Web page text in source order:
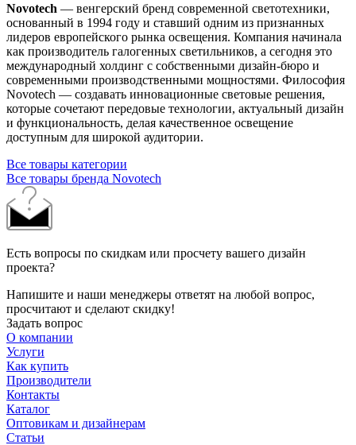
Novotech — венгерский бренд современной светотехники,
основанный в 1994 году и ставший одним из признанных
лидеров европейского рынка освещения. Компания начинала
как производитель галогенных светильников, а сегодня это
международный холдинг с собственными дизайн-бюро и
современными производственными мощностями. Философия
Novotech — создавать инновационные световые решения,
которые сочетают передовые технологии, актуальный дизайн
и функциональность, делая качественное освещение
доступным для широкой аудитории.
Все товары категории
Все товары бренда Novotech
Есть вопросы по скидкам или просчету вашего дизайн
проекта?
Напишите и наши менеджеры ответят на любой вопрос,
просчитают и сделают скидку!
Задать вопрос
О компании
Услуги
Как купить
Производители
Контакты
Каталог
Оптовикам и дизайнерам
Статьи